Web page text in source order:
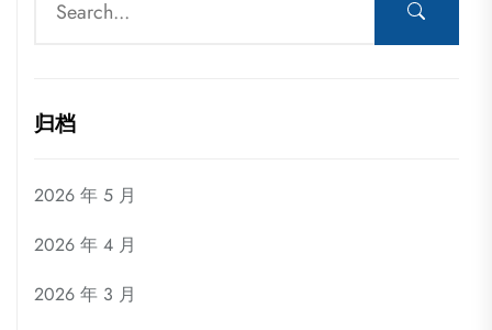
归档
2026 年 5 月
2026 年 4 月
2026 年 3 月